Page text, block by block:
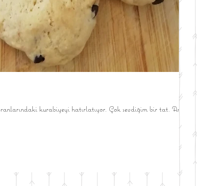
kurabiyeyi hatırlatıyor. Çok sevdiğim bir tat. Ama